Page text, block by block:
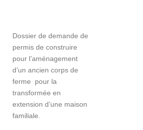
Dossier de demande de
permis de construire
pour l’aménagement
d’un ancien corps de
ferme pour la
transformée en
extension d’une maison
familiale.